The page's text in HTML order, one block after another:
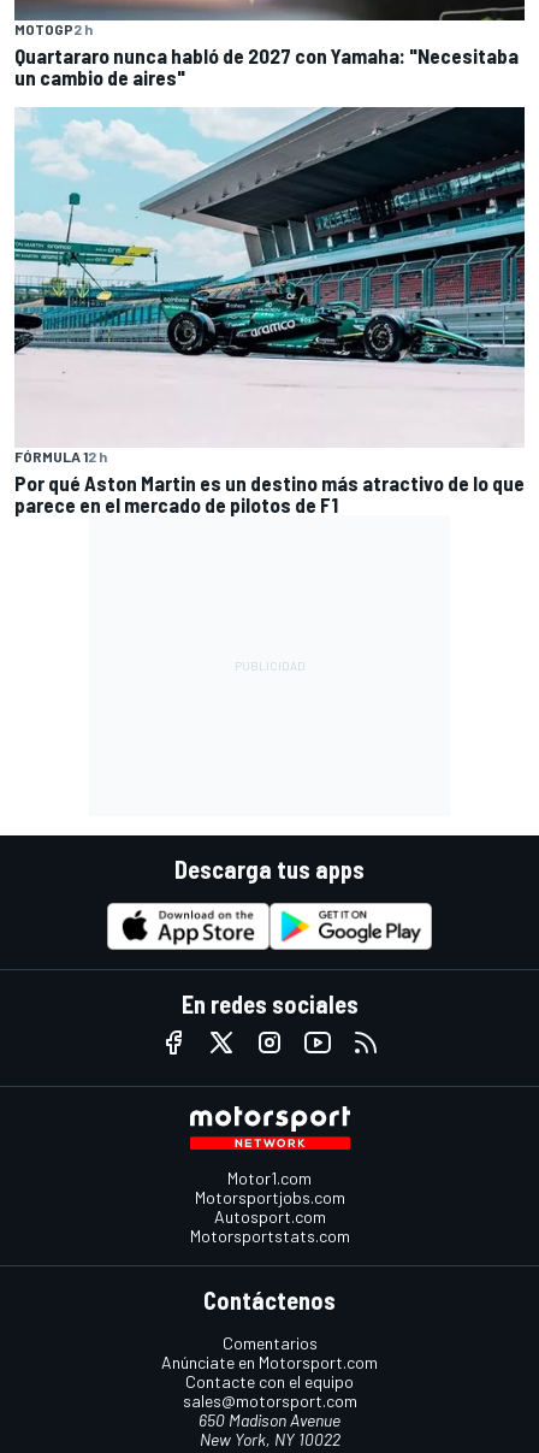
MOTOGP2 h
Quartararo nunca habló de 2027 con Yamaha: "Necesitaba
un cambio de aires"
FÓRMULA 12 h
Por qué Aston Martin es un destino más atractivo de lo que
parece en el mercado de pilotos de F1
Descarga tus apps
En redes sociales
Motor1.com
Motorsportjobs.com
Autosport.com
Motorsportstats.com
Contáctenos
Comentarios
Anúnciate en Motorsport.com
Contacte con el equipo
sales@motorsport.com
650 Madison Avenue
New York, NY 10022